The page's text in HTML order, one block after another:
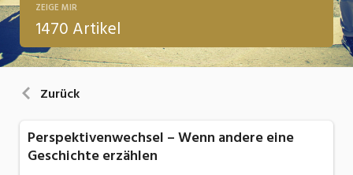
13 Fragen - 13 Antworten
Arbeit
ZEIGE MIR
1470 Artikel
Zurück
Perspektivenwechsel – Wenn andere eine
Geschichte erzählen